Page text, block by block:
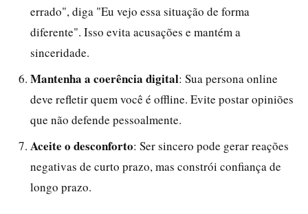
errado", diga "Eu vejo essa situação de forma
diferente". Isso evita acusações e mantém a
sinceridade.
Mantenha a coerência digital: Sua persona online
deve refletir quem você é offline. Evite postar opiniões
que não defende pessoalmente.
Aceite o desconforto: Ser sincero pode gerar reações
negativas de curto prazo, mas constrói confiança de
longo prazo.